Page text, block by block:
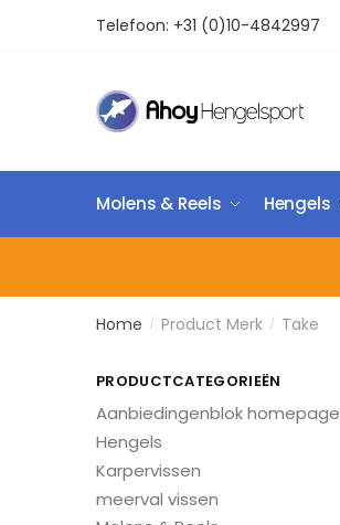
Telefoon: +31 (0)10-4842997
Molens & Reels Hengels
Home / Product Merk / Take
PRODUCTCATEGORIEËN
Aanbiedingenblok homepage
Hengels
Karpervissen
meerval vissen